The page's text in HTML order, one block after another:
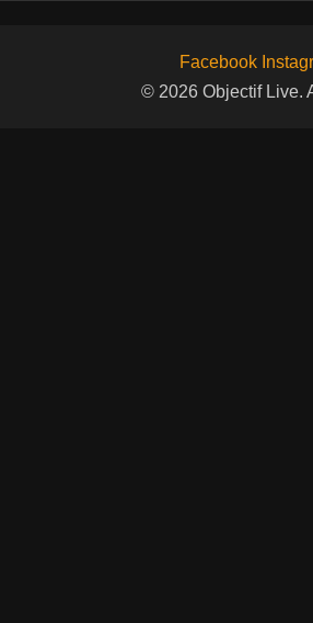
Facebook
© 2026 Objectif Live.